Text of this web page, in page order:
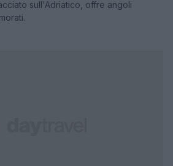
sull'Adriatico, offre angoli